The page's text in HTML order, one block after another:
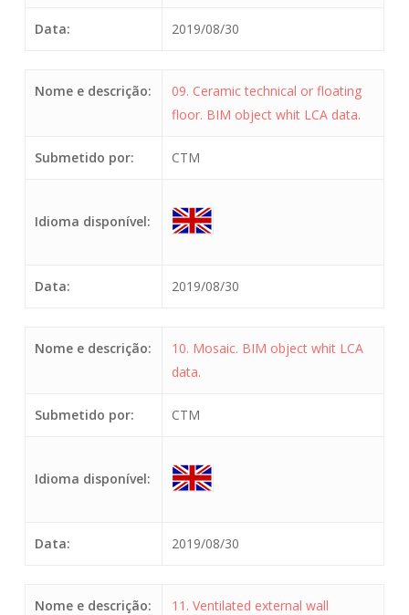
Data: 2019/08/30
Nome e descrição:
09. Ceramic technical or floating
floor. BIM object whit LCA data.
Submetido por: CTM
Idioma disponível:
Data: 2019/08/30
Nome e descrição:
10. Mosaic. BIM object whit LCA
data.
Submetido por: CTM
Idioma disponível:
Data: 2019/08/30
Nome e descrição:
11. Ventilated external wall